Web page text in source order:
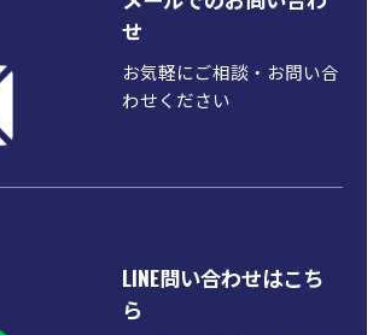
せ
お気軽にご相談・お問い合
わせください
LINE問い合わせはこち
ら